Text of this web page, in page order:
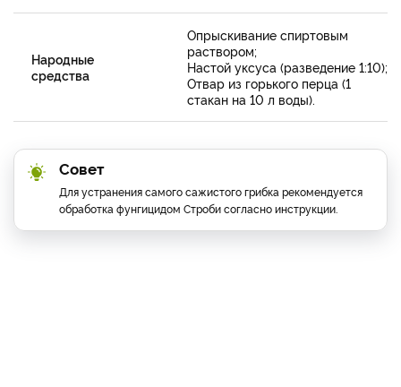
Народные
средства
Опрыскивание спиртовым
раствором;
Настой уксуса (разведение 1:10);
Отвар из горького перца (1
стакан на 10 л воды).
Совет
Для устранения самого сажистого грибка рекомендуется
обработка фунгицидом Строби согласно инструкции.